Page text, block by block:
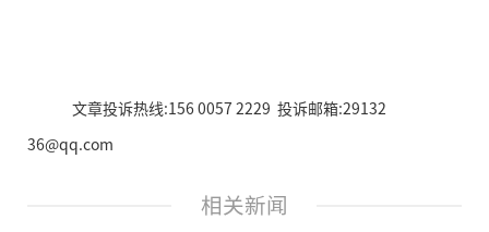
文章投诉热线:156 0057 2229 投诉邮箱:29132
36@qq.com
相关新闻